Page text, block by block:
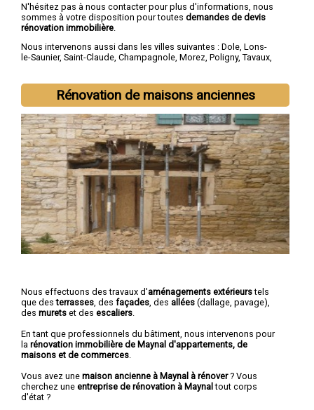
N'hésitez pas à nous contacter pour plus d'informations, nous
sommes à votre disposition pour toutes demandes de devis
rénovation immobilière
Nous intervenons aussi dans les villes suivantes : Dole, Lons-
le-Saunier, Saint-Claude, Champagnole, Morez, Poligny, Tavaux,
Rénovation de maisons anciennes
Nous effectuons des travaux d'aménagements extérieurstels
que desterrasses , des façades , des allées (dallage, pavage),
des murets et des escaliers
En tant que professionnels du bâtiment, nous intervenons pour
la rénovation immobilière de Maynal d'appartements, de
maisons et de commerces
Vous avez une maison ancienne à Maynal à rénover? Vous
cherchez une entreprise de rénovation à Maynaltout corps
d'état ?